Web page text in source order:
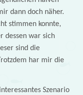
dann doch näher.
stimmen konnte,
dessen war sich
sind die
har mir die
Szenario